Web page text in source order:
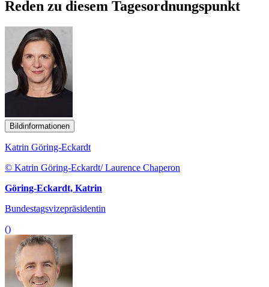
Reden zu diesem Tagesordnungspunkt
Bildinformationen
Katrin Göring-Eckardt
© Katrin Göring-Eckardt/ Laurence Chaperon
Göring-Eckardt, Katrin
Bundestagsvizepräsidentin
()